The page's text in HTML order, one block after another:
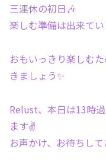
三連休の初日🎶
楽しむ準備は出来て
おもいっきり楽しむ
きましょう✨
Relust、本日は13時
ます✌️
お声かけ、お待ちし